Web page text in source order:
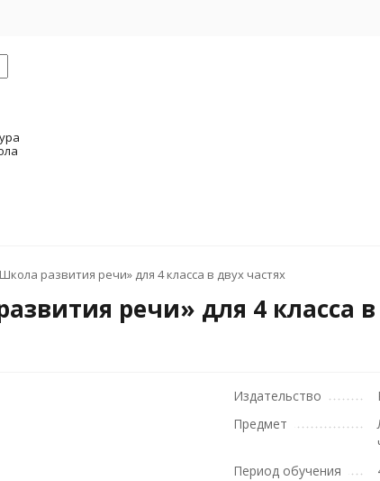
развития речи» для 4 класса в двух частях
речи» для 4 класса в
Издательство
Предмет
Период обучения